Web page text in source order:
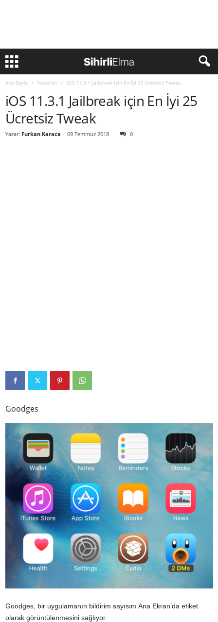
Ana Sayfa Haberler iOS 11.3.1 Jailbreak için En İyi 25 Ücretsiz Tweak
iOS 11.3.1 Jailbreak için En İyi 25
Ücretsiz Tweak
Yazar: Furkan Karaca - 09 Temmuz 2018 0
Goodges
Goodges, bir uygulamanın bildirim sayısını Ana Ekran’da etiket
olarak görüntülenmesini sağlıyor.